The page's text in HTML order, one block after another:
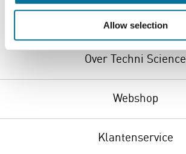
Allow selection
Over Techni Science
Webshop
Klantenservice